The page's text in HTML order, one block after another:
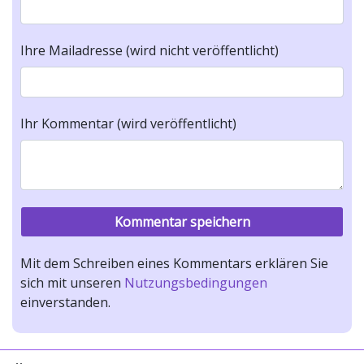
Ihre Mailadresse (wird nicht veröffentlicht)
Ihr Kommentar (wird veröffentlicht)
Mit dem Schreiben eines Kommentars erklären Sie
sich mit unseren Nutzungsbedingungen
einverstanden.